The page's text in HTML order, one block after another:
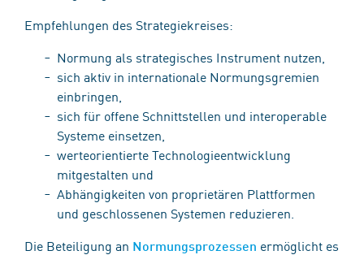
Empfehlungen des Strategiekreises:
Normung als strategisches Instrument nutzen,
sich aktiv in internationale Normungsgremien
einbringen,
sich für offene Schnittstellen und interoperable
Systeme einsetzen,
werteorientierte Technologieentwicklung
mitgestalten und
Abhängigkeiten von proprietären Plattformen
und geschlossenen Systemen reduzieren.
Die Beteiligung an Normungsprozessen ermöglicht es